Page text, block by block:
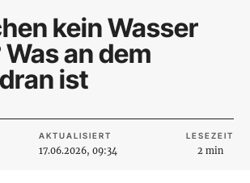
kein Wasser
an dem
ist
AKTUALISIERT
17.06.2026, 09:34
LESEZEIT
2 min